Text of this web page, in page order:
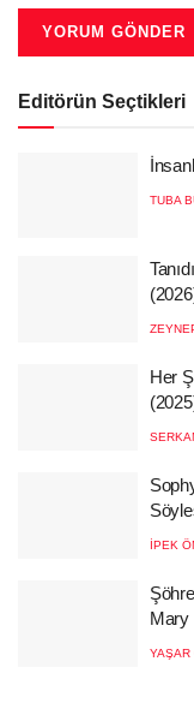
Editörün Seçtikleri
TUBA
Her
İPEK
Mary
YAŞAR